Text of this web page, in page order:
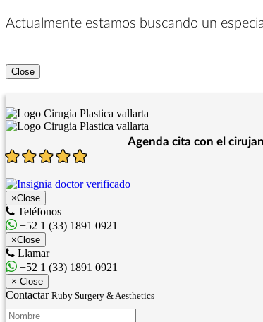
Actualmente estamos buscando un
Close
Agenda cita con el
×Close
Teléfonos
+52 1 (33) 1891 0921
×Close
Llamar
+52 1 (33) 1891 0921
× Close
Contactar Ruby Surgery & Aesthetics
Nombre:
Correo: